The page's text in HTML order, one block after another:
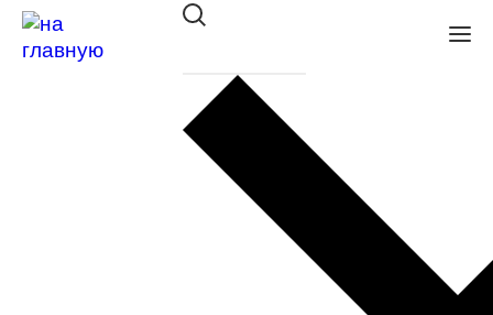
Оправа BALLET CLASSIC
в наличии (Больше 5 шт.) *наличие
товара в конкретном салоне
необходимо уточнять отдельно